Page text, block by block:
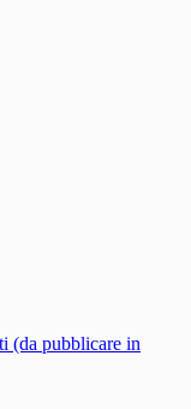
(da pubblicare in